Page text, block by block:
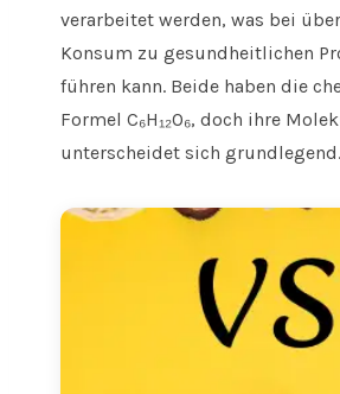
verarbeitet werden, was bei
Konsum zu gesundheitlichen
führen kann. Beide haben die
Formel C₆H₁₂O₆, doch ihre
unterscheidet sich grundlegend.